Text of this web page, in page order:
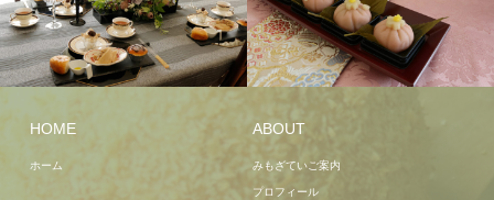
HOME
ホーム
ABOUT
みもざていご案内
プロフィール